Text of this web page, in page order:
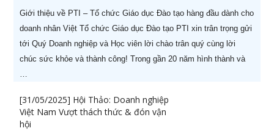
Giới thiệu về PTI – Tổ chức Giáo dục Đào tạo hàng đầu dành cho
doanh nhân Việt Tổ chức Giáo dục Đào tạo PTI xin trân trọng gửi
tới Quý Doanh nghiệp và Học viên lời chào trân quý cùng lời
chúc sức khỏe và thành công! Trong gần 20 năm hình thành và
…
[31/05/2025] Hội Thảo: Doanh nghiệp
Việt Nam Vượt thách thức & đón vận
hội